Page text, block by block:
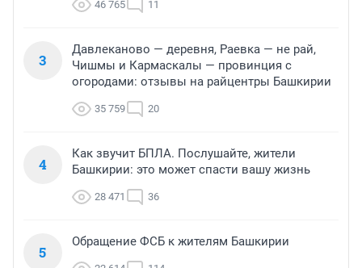
46 765 11
3
Давлеканово — деревня, Раевка — не рай,
Чишмы и Кармаскалы — провинция с
огородами: отзывы на райцентры Башкирии
35 759 20
4
Как звучит БПЛА. Послушайте, жители
Башкирии: это может спасти вашу жизнь
28 471 36
5
Обращение ФСБ к жителям Башкирии